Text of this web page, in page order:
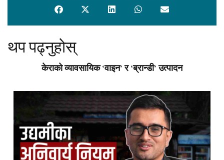
थप पढ्नुहोस्
केराको व्यावसायिक ‘वाइन’ र ‘ब्रान्डी’ उत्पादन